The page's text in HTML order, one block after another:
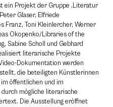
ein Projekt der Gruppe ‚Literatur
Glaser, Elfriede
Franz, Toni Kleinlercher, Werner
Okopenko/Libraries of the
Sabine Scholl und Gebhard
literarische Projekte
Dokumentation werden
die beteiligten Künstlerinnen
öffentlichen und im
mögliche literarische
Die Ausstellung eröffnet